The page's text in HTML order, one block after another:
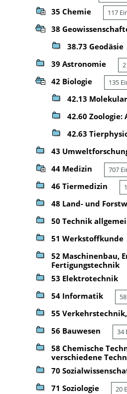
35 Chemie 117
38
38.73 Geodäsie
39 Astronomie
42 Biologie 135
42.13
42.60 Zoologie:
42.63
43
44 Medizin 707
46 Tiermedizin
48 Land- und
50 Technik
51 Werkstoffkunde
52 Maschinenbau,
Fertigungstechnik
53 Elektrotechnik
54 Informatik
55
56 Bauwesen 34
58 Chemische
verschiedene
70
71 Soziologie 20